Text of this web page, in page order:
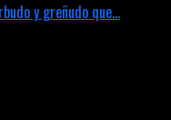
y greñudo que...